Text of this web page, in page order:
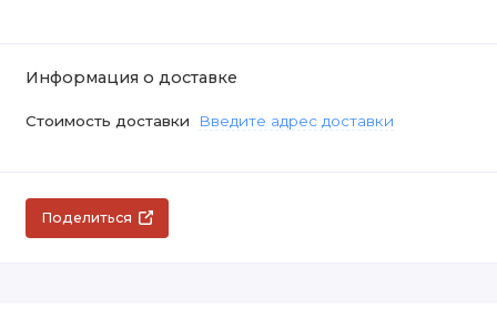
Информация о доставке
Стоимость доставки Введите адрес доставки
Поделиться